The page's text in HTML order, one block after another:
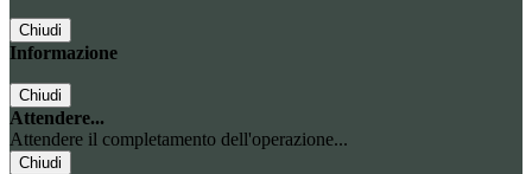
Chiudi
Informazione
Chiudi
Attendere...
Attendere il completamento dell'operazione...
Chiudi